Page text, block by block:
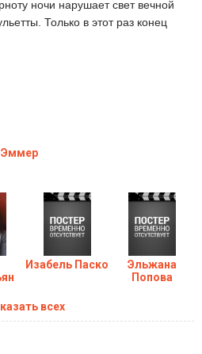
ночи нарушает свет вечной
Только в этот раз конец
Эммер
Изабель Паско
Эльжана
Попова
всех